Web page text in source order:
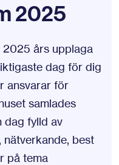
2025
2025 års upplaga
dag för dig
ansvarar för
samlades
dag fylld av
, nätverkande, best
på tema